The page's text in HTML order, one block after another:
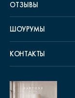
ОТЗЫВЫ
ШОУРУМЫ
КОНТАКТЫ